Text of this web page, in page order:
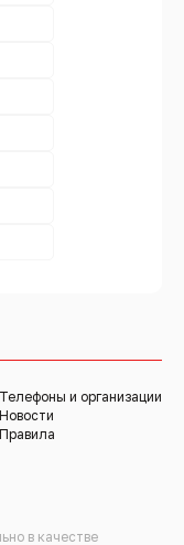
Телефоны и организации
Новости
Правила
в качестве